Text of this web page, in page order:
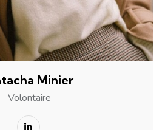
Minier
Volontaire